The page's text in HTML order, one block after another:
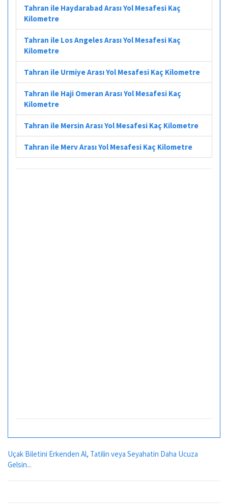
Tahran ile Haydarabad Arası Yol Mesafesi Kaç
Kilometre
Tahran ile Los Angeles Arası Yol Mesafesi Kaç
Kilometre
Tahran ile Urmiye Arası Yol Mesafesi Kaç Kilometre
Tahran ile Haji Omeran Arası Yol Mesafesi Kaç
Kilometre
Tahran ile Mersin Arası Yol Mesafesi Kaç Kilometre
Tahran ile Merv Arası Yol Mesafesi Kaç Kilometre
Uçak Biletini Erkenden Al, Tatilin veya Seyahatin Daha Ucuza
Gelsin...